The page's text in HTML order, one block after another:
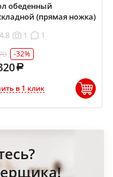
обеденный
(прямая ножка)
4.8
1
1
-32%
в 1 клик